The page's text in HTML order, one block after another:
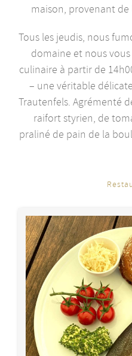
maison, provenant de
Tous les jeudis, nous
domaine et nous
culinaire à partir de
– une véritable
Trautenfels. Agrémenté
raifort styrien, de
praliné de pain de la